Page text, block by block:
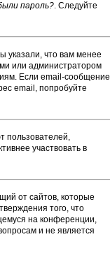
пароль?. Следуйте
указали, что вам менее
или администратором
Если email-сообщение
email, попробуйте
пользователей,
участвовать в
от сайтов, которые
того, что
на конференции,
и не является